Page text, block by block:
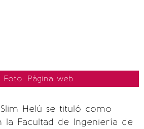
Página web
Slim Helú se tituló como
la Facultad de Ingeniería de